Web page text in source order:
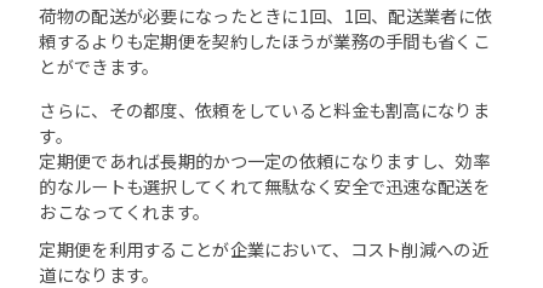
荷物の配送が必要になったときに1回、1回、配送業者に依
頼するよりも定期便を契約したほうが業務の手間も省くこ
とができます。
さらに、その都度、依頼をしていると料金も割高になりま
す。
定期便であれば長期的かつ一定の依頼になりますし、効率
的なルートも選択してくれて無駄なく安全で迅速な配送を
おこなってくれます。
定期便を利用することが企業において、コスト削減への近
道になります。